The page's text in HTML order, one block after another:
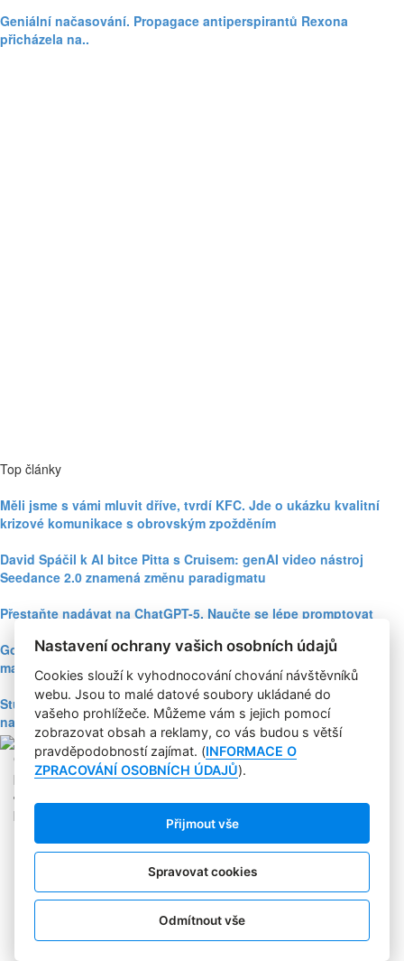
Geniální načasování. Propagace antiperspirantů Rexona
přicházela na..
Top články
Měli jsme s vámi mluvit dříve, tvrdí KFC. Jde o ukázku kvalitní
krizové komunikace s obrovským zpožděním
David Spáčil k AI bitce Pitta s Cruisem: genAI video nástroj
Seedance 2.0 znamená změnu paradigmatu
Přestaňte nadávat na ChatGPT-5. Naučte se lépe promptovat
Google Nano Banana nabízí dosud největší potenciál pro
marketing mezi genAI modely pro tvorbu obrázků
Studie: Využívání generativní AI mezi spotřebiteli při online
nakupování prudce roste
Copyright © 2004-2020 Focus Agency, s.r.o. Plné znění licenčních
podmínek. ISSN 1803-957X
Jakékoliv publikování, přebírání nebo šíření obsahu je bez
písemného souhlasu Focus Agency, s.r.o. zakázáno.
RSS 1
Štítky
Zpracování osobních údajů
Kontakt
PR AGENTURA
COOKIES
Nastavení ochrany vašich osobních údajů
Cookies slouží k vyhodnocování chování návštěvníků
webu. Jsou to malé datové soubory ukládané do
vašeho prohlížeče. Můžeme vám s jejich pomocí
zobrazovat obsah a reklamy, co vás budou s větší
pravděpodobností zajímat. (INFORMACE O
ZPRACOVÁNÍ OSOBNÍCH ÚDAJŮ).
Přijmout vše
Spravovat cookies
Odmítnout vše